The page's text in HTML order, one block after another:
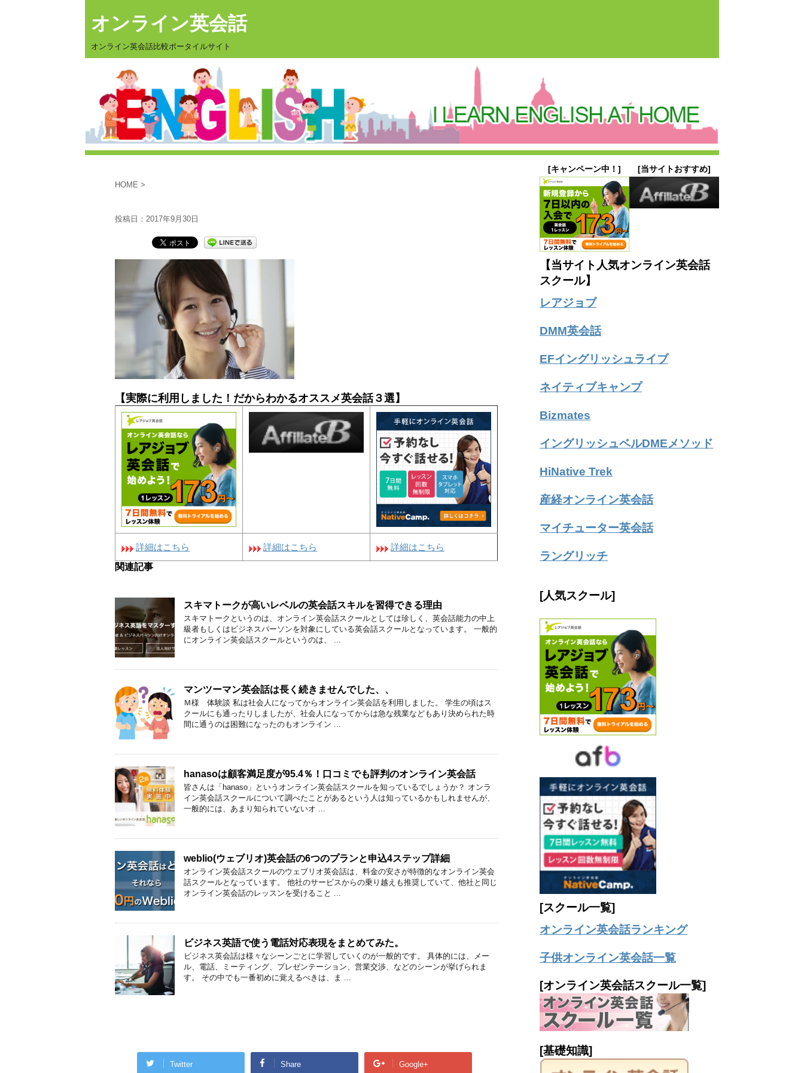
オンライン英会話
オンライン英会話比較ポータイルサイト
HOME >
投稿日： 2017年9月30日
【実際に利用しました！だからわかるオススメ英会話３選】
詳細はこちら 詳細はこちら
詳細はこちら
関連記事
スキマトークが高いレベルの英会話スキルを習得できる理由
スキマトークというのは、オンライン英会話スクールとしては珍しく、英会話能力の中上
級者もしくはビジネスパーソンを対象にしている英会話スクールとなっています。 一般的
にオンライン英会話スクールというのは、 ...
マンツーマン英会話は長く続きませんでした、、
Ｍ様 体験談 私は社会人になってからオンライン英会話を利用しました。 学生の頃はス
クールにも通ったりしましたが、社会人になってからは急な残業などもあり決められた時
間に通うのは困難になったのもオンライン ...
hanasoは顧客満足度が95.4％！口コミでも評判のオンライン英会話
皆さんは「hanaso」というオンライン英会話スクールを知っているでしょうか？ オンラ
イン英会話スクールについて調べたことがあるという人は知っているかもしれませんが、
一般的には、あまり知られていないオ ...
weblio(ウェブリオ)英会話の6つのプランと申込4ステップ詳細
オンライン英会話スクールのウェブリオ英会話は、料金の安さが特徴的なオンライン英会
話スクールとなっています。 他社のサービスからの乗り越えも推奨していて、他社と同じ
オンライン英会話のレッスンを受けること ...
ビジネス英語で使う電話対応表現をまとめてみた。
ビジネス英会話は様々なシーンごとに学習していくのが一般的です。 具体的には、メー
ル、電話、ミーティング、プレゼンテーション、営業交渉、などのシーンが挙げられま
す。 その中でも一番初めに覚えるべきは、ま ...
Twitter Share Google+
[キャンペーン中！] [当サイトおすすめ]
【当サイト人気オンライン英会話
スクール】
レアジョブ
DMM英会話
EFイングリッシュライブ
ネイティブキャンプ
Bizmates
イングリッシュベルDMEメソッド
HiNative Trek
産経オンライン英会話
マイチューター英会話
ラングリッチ
[人気スクール]
[スクール一覧]
オンライン英会話ランキング
子供オンライン英会話一覧
[オンライン英会話スクール一覧]
[基礎知識]